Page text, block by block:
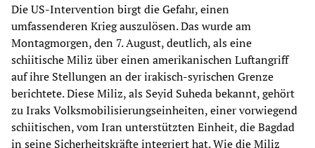
Die US-Intervention birgt die Gefahr, einen
umfassenderen Krieg auszulösen. Das wurde am
Montagmorgen, den 7. August, deutlich, als eine
schiitische Miliz über einen amerikanischen Luftangriff
auf ihre Stellungen an der irakisch-syrischen Grenze
berichtete. Diese Miliz, als Seyid Suheda bekannt, gehört
zu Iraks Volksmobilisierungseinheiten, einer vorwiegend
schiitischen, vom Iran unterstützten Einheit, die Bagdad
in seine Sicherheitskräfte integriert hat. Wie die Miliz